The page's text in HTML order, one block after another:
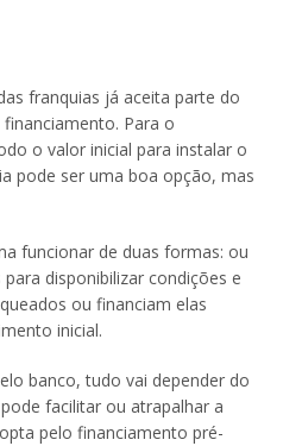
franquias já aceita parte do
Para o
o valor inicial para instalar o
pode ser uma boa opção, mas
funcionar de duas formas: ou
disponibilizar condições e
ou financiam elas
inicial.
banco, tudo vai depender do
facilitar ou atrapalhar a
pelo financiamento pré-